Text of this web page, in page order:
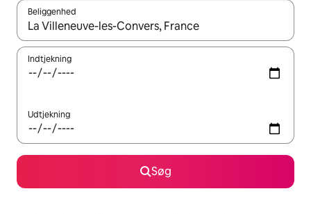
Beliggenhed
Når resultaterne er tilgængelige, skal du navigere med
Indtjekning
Udtjekning
Søg